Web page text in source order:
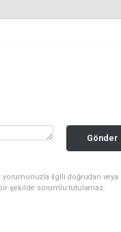
Gönder
yorumunuzla ilgili doğrudan veya
şekilde sorumlu tutulamaz.